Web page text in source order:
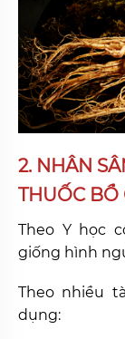
2. NHÂN
THUỐC BỔ
Theo Y học
giống hình
Theo nhiều
dụng: